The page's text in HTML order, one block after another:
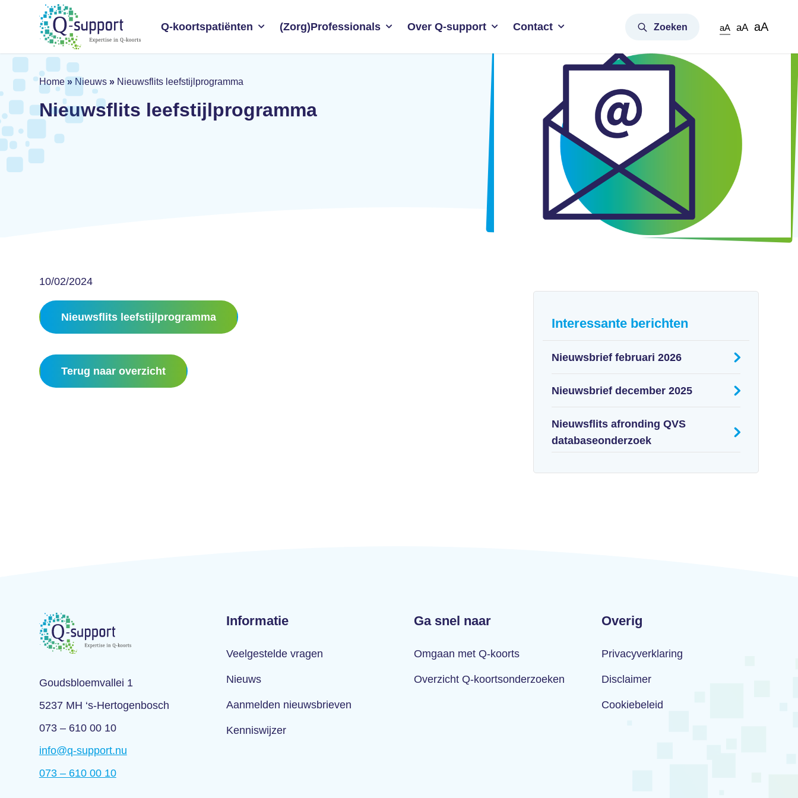
content
Q-koortspatiënten (Zorg)Professionals Over Q-support Contact Zoeken aA aA aA
Home» Nieuws» Nieuwsflits leefstijlprogramma
Nieuwsflits leefstijlprogramma
10/02/2024
Nieuwsflits leefstijlprogramma
Terug naar overzicht
Interessante berichten
Nieuwsbrief februari 2026
Nieuwsbrief december 2025
Nieuwsflits afronding QVS
databaseonderzoek
Goudsbloemvallei 1
5237 MH ‘s-Hertogenbosch
073 – 610 00 10
info@q-support.nu
073 – 610 00 10
Informatie
Veelgestelde vragen
Nieuws
Aanmelden nieuwsbrieven
Kenniswijzer
Ga snel naar
Omgaan met Q-koorts
Overzicht Q-koortsonderzoeken
Overig
Privacyverklaring
Disclaimer
Cookiebeleid